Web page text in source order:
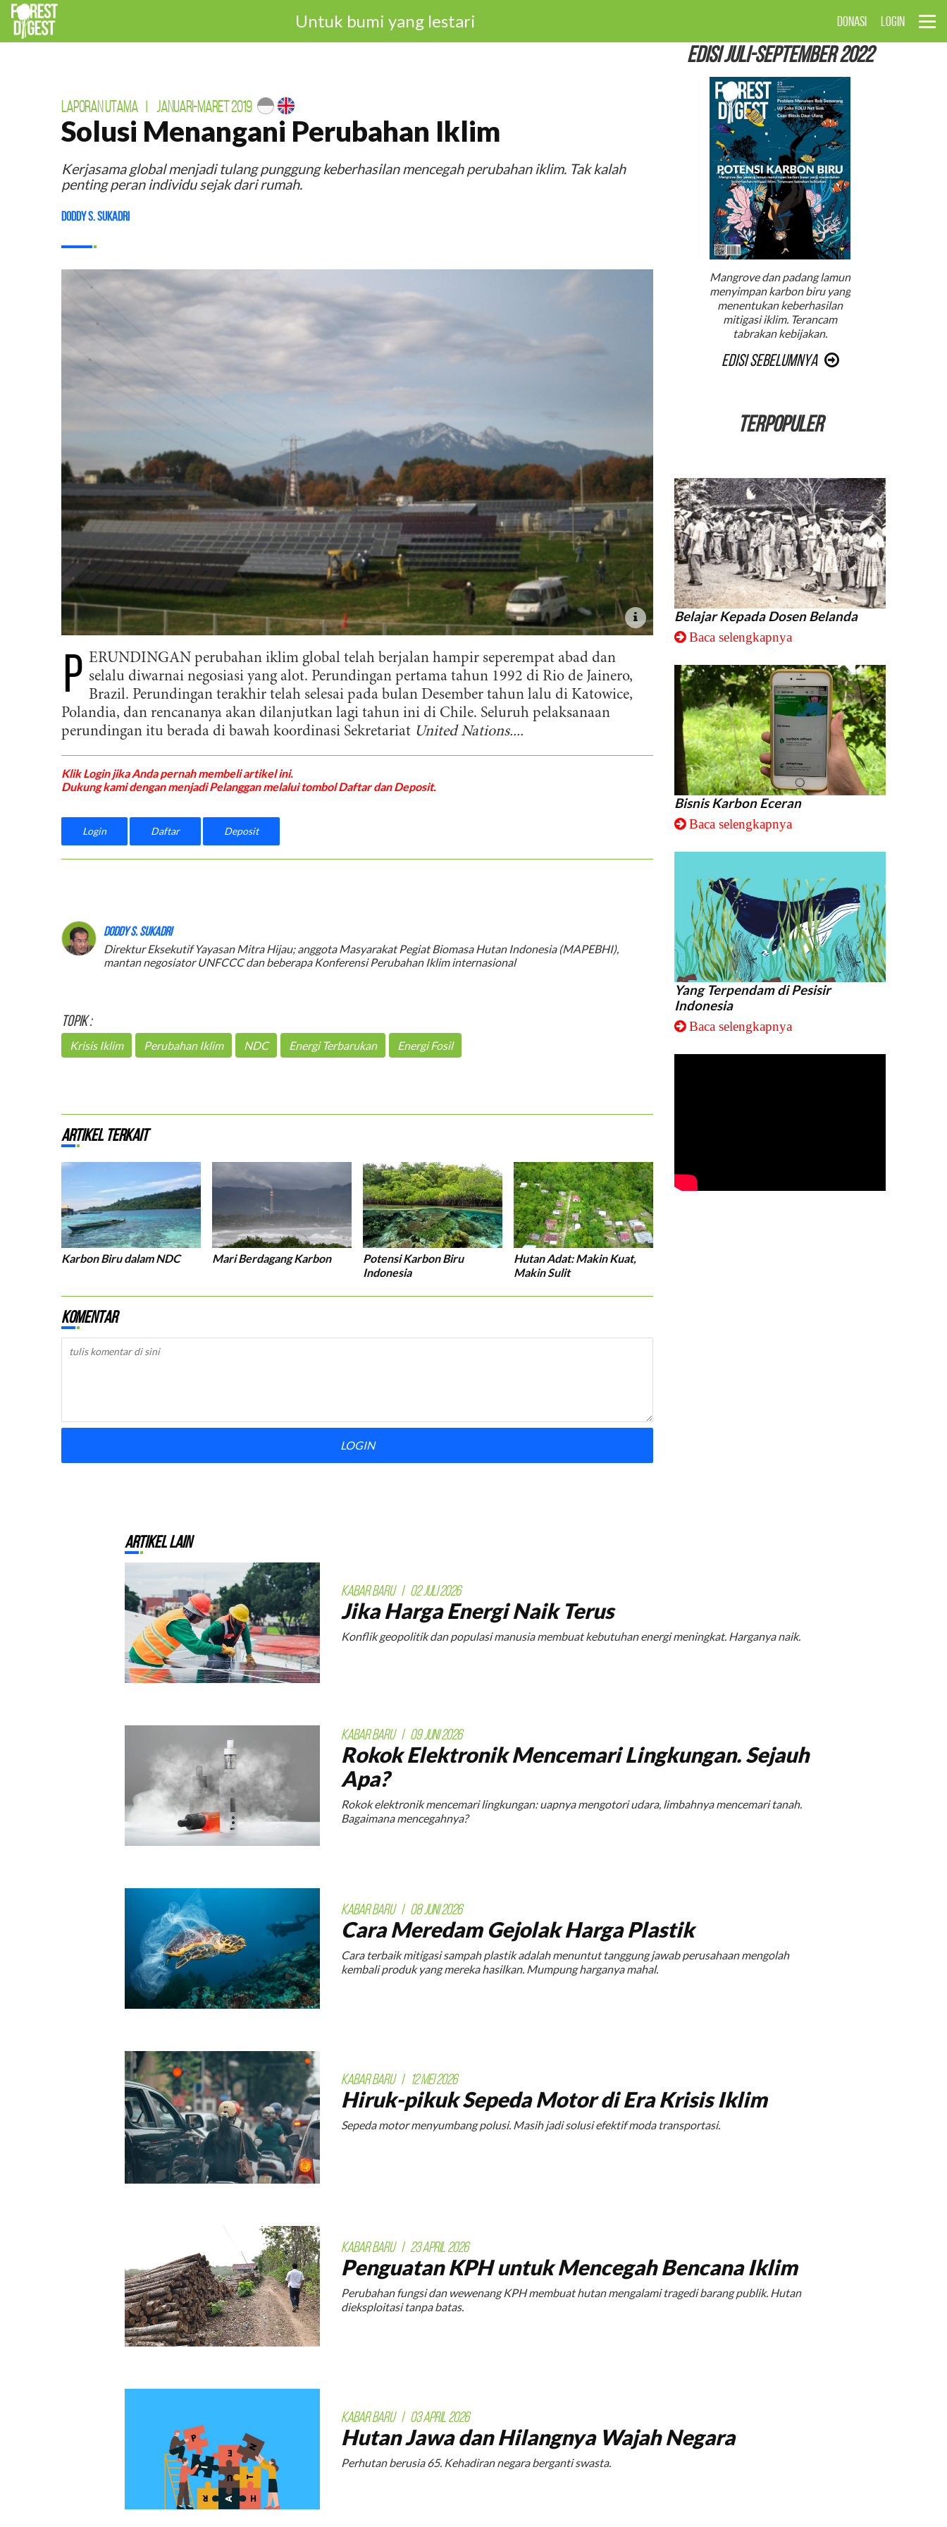
Untuk bumi yang lestari DONASI LOGIN
LAPORAN UTAMA JANUARI-MARET 2019
Solusi Menangani Perubahan Iklim
Kerjasama global menjadi tulang punggung keberhasilan mencegah perubahan iklim. Tak kalah
penting peran individu sejak dari rumah.
Doddy S. Sukadri
P ERUNDINGAN perubahan iklim global telah berjalan hampir seperempat abad dan
selalu diwarnai negosiasi yang alot. Perundingan pertama tahun 1992 di Rio de Jainero,
Brazil. Perundingan terakhir telah selesai pada bulan Desember tahun lalu di Katowice,
Polandia, dan rencananya akan dilanjutkan lagi tahun ini di Chile. Seluruh pelaksanaan
perundingan itu berada di bawah koordinasi Sekretariat United Nations....
Klik Login jika Anda pernah membeli artikel ini.
Dukung kami dengan menjadi Pelanggan melalui tombol Daftar dan Deposit.
Login Daftar Deposit
Doddy S. Sukadri
Direktur Eksekutif Yayasan Mitra Hijau; anggota Masyarakat Pegiat Biomasa Hutan Indonesia (MAPEBHI),
mantan negosiator UNFCCC dan beberapa Konferensi Perubahan Iklim internasional
Topik :
Krisis Iklim Perubahan Iklim NDC Energi Terbarukan Energi Fosil
Artikel Terkait
Karbon Biru dalam NDC Mari Berdagang Karbon
Potensi Karbon Biru
Indonesia
Hutan Adat: Makin Kuat,
Makin Sulit
Komentar
LOGIN
EDISI Juli-September 2022
Mangrove dan padang lamun
menyimpan karbon biru yang
menentukan keberhasilan
mitigasi iklim. Terancam
tabrakan kebijakan.
Edisi Sebelumnya
TERPOPULER
Belajar Kepada Dosen Belanda
Baca selengkapnya
Bisnis Karbon Eceran
Baca selengkapnya
Yang Terpendam di Pesisir
Indonesia
Baca selengkapnya
Artikel Lain
KABAR BARU | 02 JULI 2026
Jika Harga Energi Naik Terus
Konflik geopolitik dan populasi manusia membuat kebutuhan energi meningkat. Harganya naik.
KABAR BARU | 09 JUNI 2026
Rokok Elektronik Mencemari Lingkungan. Sejauh
Apa?
Rokok elektronik mencemari lingkungan: uapnya mengotori udara, limbahnya mencemari tanah.
Bagaimana mencegahnya?
KABAR BARU | 08 JUNI 2026
Cara Meredam Gejolak Harga Plastik
Cara terbaik mitigasi sampah plastik adalah menuntut tanggung jawab perusahaan mengolah
kembali produk yang mereka hasilkan. Mumpung harganya mahal.
KABAR BARU | 12 MEI 2026
Hiruk-pikuk Sepeda Motor di Era Krisis Iklim
Sepeda motor menyumbang polusi. Masih jadi solusi efektif moda transportasi.
KABAR BARU | 23 APRIL 2026
Penguatan KPH untuk Mencegah Bencana Iklim
Perubahan fungsi dan wewenang KPH membuat hutan mengalami tragedi barang publik. Hutan
dieksploitasi tanpa batas.
KABAR BARU | 03 APRIL 2026
Hutan Jawa dan Hilangnya Wajah Negara
Perhutan berusia 65. Kehadiran negara berganti swasta.